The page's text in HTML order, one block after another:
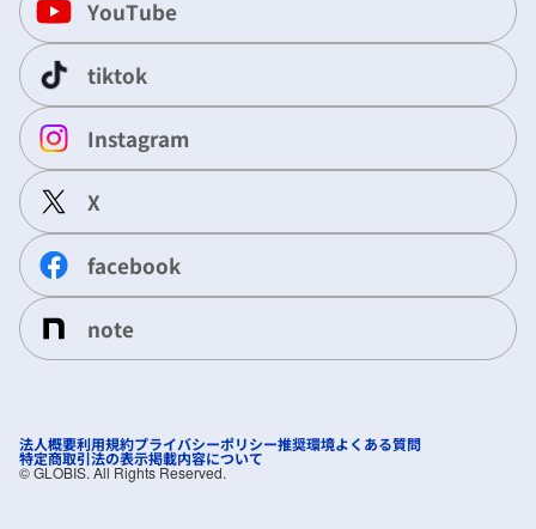
YouTube
tiktok
Instagram
X
facebook
note
法人概要利用規約プライバシーポリシー推奨環境よくある質問
特定商取引法の表示掲載内容について
©︎ GLOBIS. All Rights Reserved.